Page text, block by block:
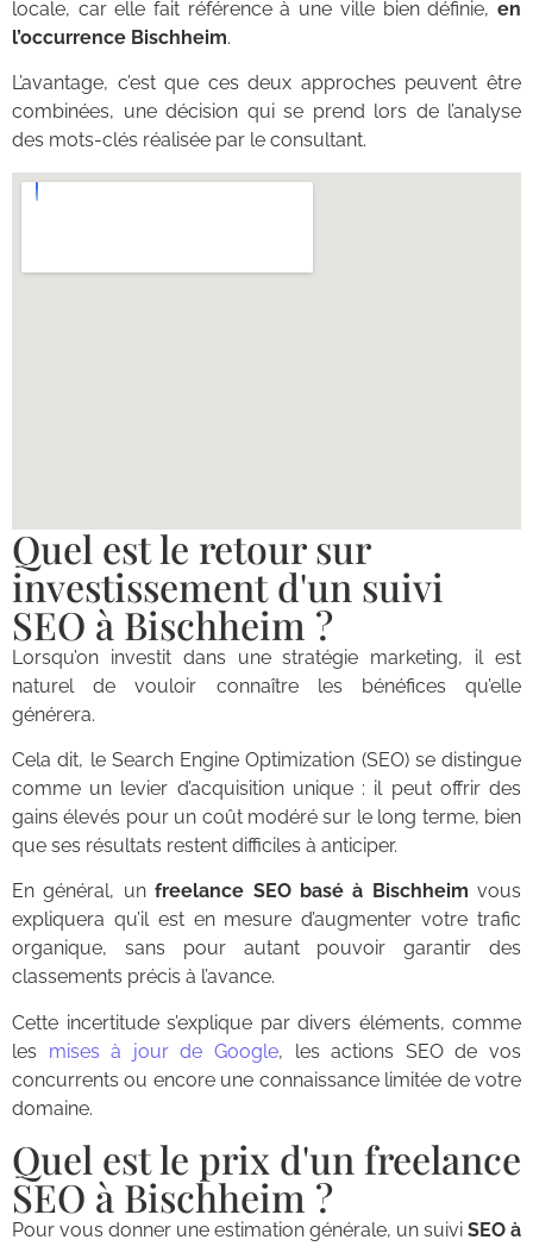
locale, car elle fait référence à une ville bien définie, en
l’occurrence Bischheim.
L’avantage, c’est que ces deux approches peuvent être
combinées, une décision qui se prend lors de l’analyse
des mots-clés réalisée par le consultant.
Quel est le retour sur
investissement d'un suivi
SEO à Bischheim ?
Lorsqu’on investit dans une stratégie marketing, il est
naturel de vouloir connaître les bénéfices qu’elle
générera.
Cela dit, le Search Engine Optimization (SEO) se distingue
comme un levier d’acquisition unique : il peut offrir des
gains élevés pour un coût modéré sur le long terme, bien
que ses résultats restent difficiles à anticiper.
En général, unfreelance SEO basé à Bischheim vous
expliquera qu’il est en mesure d’augmenter votre trafic
organique, sans pour autant pouvoir garantir des
classements précis à l’avance.
Cette incertitude s’explique par divers éléments, comme
les mises à jour de Google, les actions SEO de vos
concurrents ou encore une connaissance limitée de votre
domaine.
Quel est le prix d'un freelance
SEO à Bischheim ?
Pour vous donner une estimation générale, un suivi SEO à